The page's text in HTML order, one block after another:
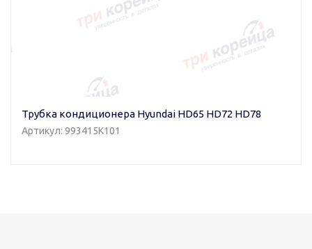
Трубка кондиционера Hyundai HD65 HD72 HD78
Артикул: 993415K101